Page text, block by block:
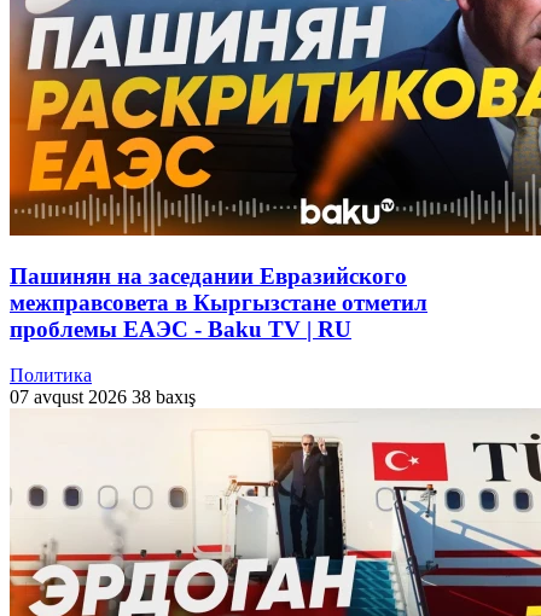
Пашинян на заседании Евразийского
межправсовета в Кыргызстане отметил
проблемы ЕАЭС - Baku TV | RU
Политика
07 avqust 2026 38 baxış